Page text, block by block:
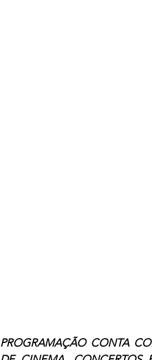
PROGRAMAÇÃO CONTA